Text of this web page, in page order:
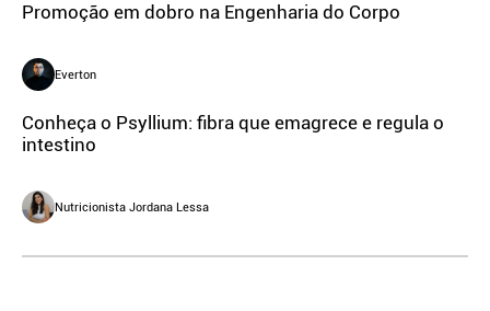
Promoção em dobro na Engenharia do Corpo
Everton
Conheça o Psyllium: fibra que emagrece e regula o
intestino
Nutricionista Jordana Lessa